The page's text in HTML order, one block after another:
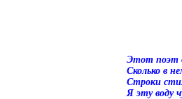
Этот поэт
Сколько в
Строки
Я эту воду